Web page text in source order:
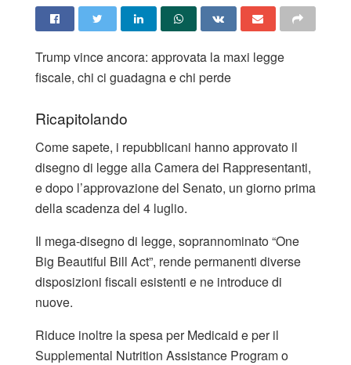
Trump vince ancora: approvata la maxi legge
fiscale, chi ci guadagna e chi perde
Ricapitolando
Come sapete, i repubblicani hanno approvato il
disegno di legge alla Camera dei Rappresentanti,
e dopo l’approvazione del Senato, un giorno prima
della scadenza del 4 luglio.
Il mega-disegno di legge, soprannominato “One
Big Beautiful Bill Act”, rende permanenti diverse
disposizioni fiscali esistenti e ne introduce di
nuove.
Riduce inoltre la spesa per Medicaid e per il
Supplemental Nutrition Assistance Program o